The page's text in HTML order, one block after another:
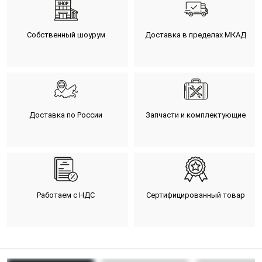
Собственный шоурум Доставка в пределах МКАД
Доставка по России Запчасти и комплектующие
Работаем с НДС Сертифицированный товар